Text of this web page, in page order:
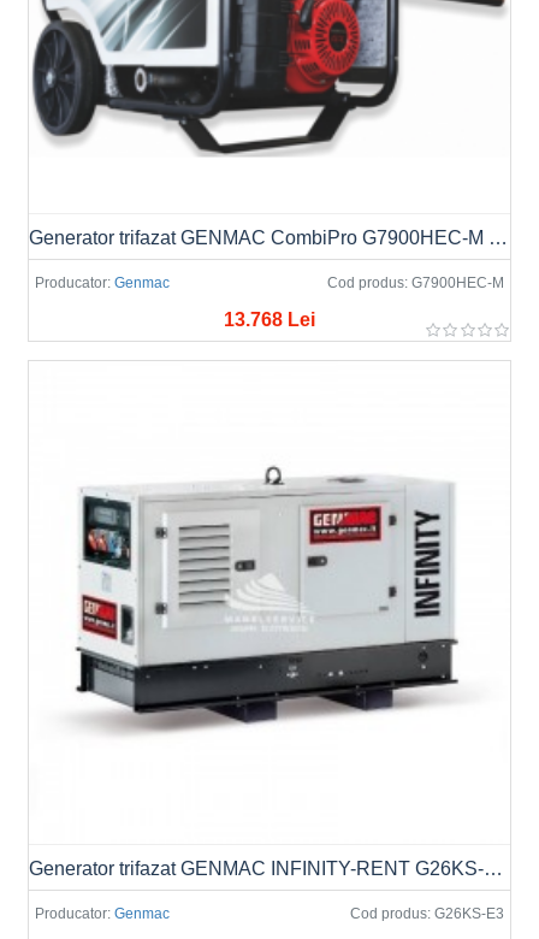
Producator: Genmac Cod produs: G7900HEC-M
Generator trifazat GENMAC CombiPro G7900HEC-M Putere max. 8.0kVA/6.4kW, 400V
13.768 Lei
Producator: Genmac Cod produs: G26KS-E3
Generator trifazat GENMAC INFINITY-RENT G26KS-E3, Putere max. 22.0kW, 400V/230V, AVR, ATS (optional)